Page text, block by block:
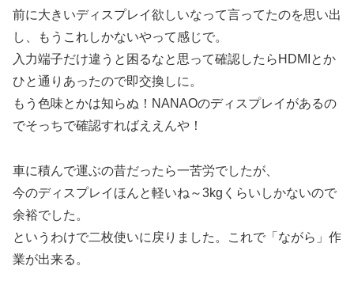
前に大きいディスプレイ欲しいなって言ってたのを思い出
し、もうこれしかないやって感じで。
入力端子だけ違うと困るなと思って確認したらHDMIとか
ひと通りあったので即交換しに。
もう色味とかは知らぬ！NANAOのディスプレイがあるの
でそっちで確認すればええんや！
車に積んで運ぶの昔だったら一苦労でしたが、
今のディスプレイほんと軽いね～3kgくらいしかないので
余裕でした。
というわけで二枚使いに戻りました。これで「ながら」作
業が出来る。